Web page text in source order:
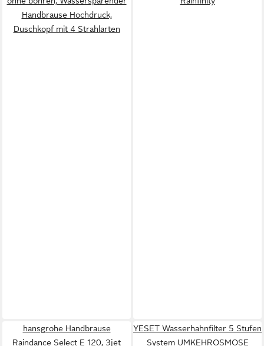
Handbrause Hochdruck,
Duschkopf mit 4 Strahlarten
hansgrohe Handbrause
Raindance Select E 120, 3jet
YESET Wasserhahnfilter 5 Stufen
System UMKEHROSMOSE